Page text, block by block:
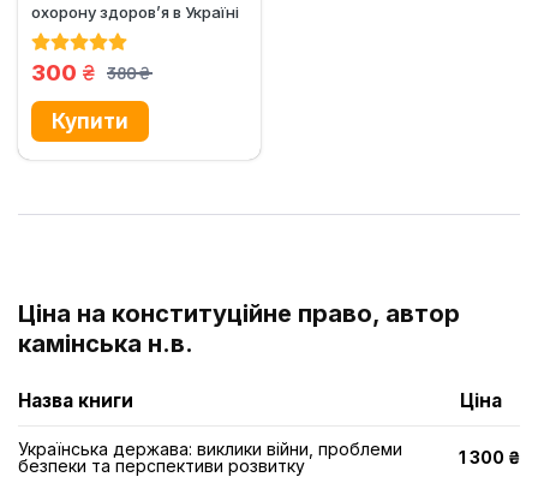
охорону здоров’я в Україні
та державах...
380
грн.
300 грн.
Ціна на конституційне право, автор
камінська н.в.
Назва книги Ціна
Українська держава: виклики війни, проблеми
безпеки та перспективи розвитку
1 300 ₴